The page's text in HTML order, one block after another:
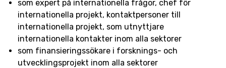
som expert på internationella frågor, chef för
internationella projekt, kontaktpersoner till
internationella projekt, som utnyttjare
internationella kontakter inom alla sektorer
som finansieringssökare i forsknings- och
utvecklingsprojekt inom alla sektorer